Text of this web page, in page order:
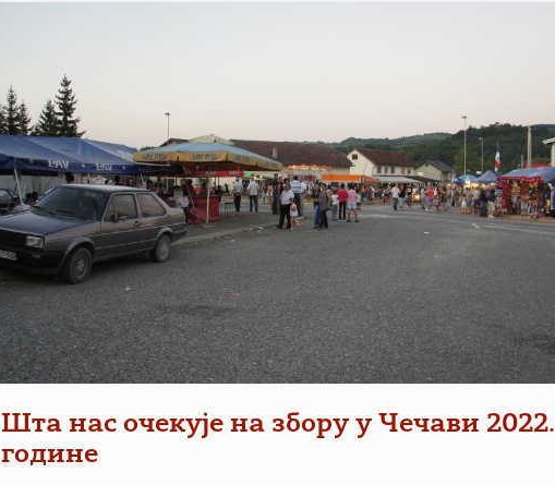
Шта нас очекује на збору у Чечави 2022.
године